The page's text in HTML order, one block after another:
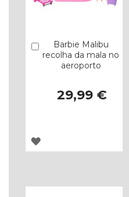
Barbie Malibu
recolha da mala no
aeroporto
29,99 €
Comprar
ADICIONAR